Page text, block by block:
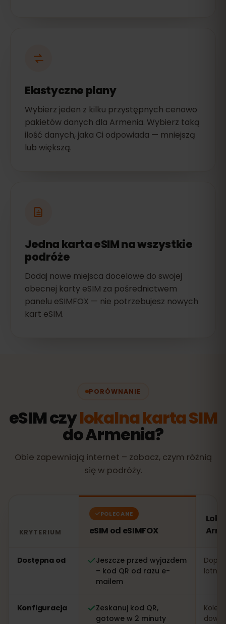
Elastyczne plany
Wybierz jeden z kilku przystępnych cenowo
pakietów danych dla Armenia. Wybierz taką
ilość danych, jaka Ci odpowiada — mniejszą
lub większą.
Jedna karta eSIM na wszystkie
podróże
Dodaj nowe miejsca docelowe do swojej
obecnej karty eSIM za pośrednictwem
panelu eSIMFOX — nie potrzebujesz nowych
kart eSIM.
PORÓWNANIE
eSIM czylokalna karta SIM
do Armenia?
Obie zapewniają internet – zobacz, czym różnią
się w podróży.
KRYTERIUM
POLECANE
eSIM od eSIMFOX
Dostępna od
Jeszcze przed wyjazdem
– kod QR od razu e-
mailem
Konfiguracja
Zeskanuj kod QR,
gotowe w 2 minuty